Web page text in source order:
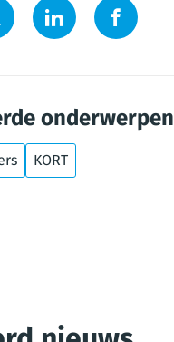
onderwerpen
KORT